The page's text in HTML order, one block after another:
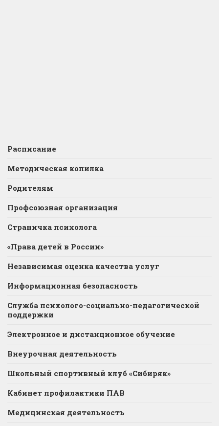
Расписание
Методическая копилка
Родителям
Профсоюзная организация
Страничка психолога
«Права детей в России»
Независимая оценка качества услуг
Информационная безопасность
Служба психолого-социально-педагогической
поддержки
Электронное и дистанционное обучение
Внеурочная деятельность
Школьный спортивный клуб «Сибиряк»
Кабинет профилактики ПАВ
Медицинская деятельность